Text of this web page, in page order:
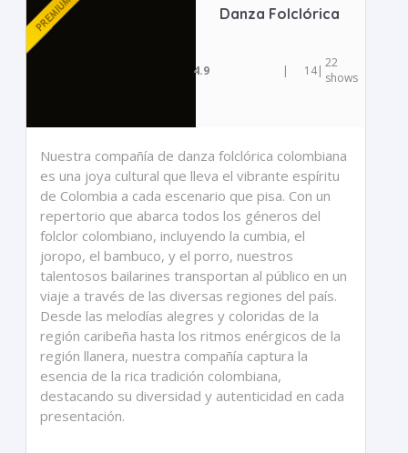
Danza Folclórica
4.9 | 14| 22
shows
Nuestra compañía de danza folclórica colombiana
es una joya cultural que lleva el vibrante espíritu
de Colombia a cada escenario que pisa. Con un
repertorio que abarca todos los géneros del
folclor colombiano, incluyendo la cumbia, el
joropo, el bambuco, y el porro, nuestros
talentosos bailarines transportan al público en un
viaje a través de las diversas regiones del país.
Desde las melodías alegres y coloridas de la
región caribeña hasta los ritmos enérgicos de la
región llanera, nuestra compañía captura la
esencia de la rica tradición colombiana,
destacando su diversidad y autenticidad en cada
presentación.